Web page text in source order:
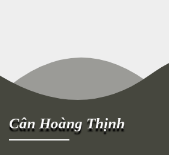
Cân Hoàng Thịnh